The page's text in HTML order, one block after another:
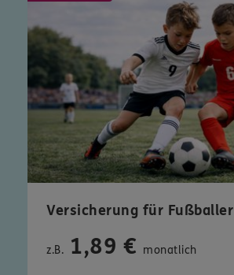
Versicherung für Fußballer
z.B. 1,89 € monatlich